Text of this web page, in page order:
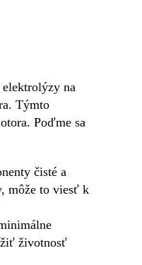
na
Týmto
Poďme sa
čisté a
môže to viesť k
životnosť